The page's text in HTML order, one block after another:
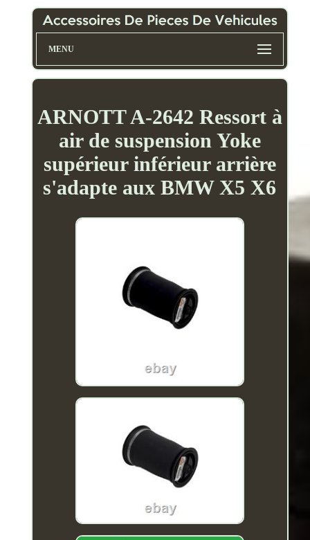
MENU
ARNOTT A-2642 Ressort à
air de suspension Yoke
supérieur inférieur arrière
s'adapte aux BMW X5 X6